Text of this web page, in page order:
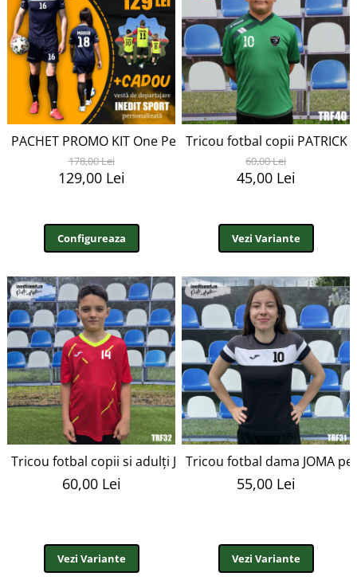
PACHET PROMO KIT One Personalizat copii +Vesta Cadou
178,00 Lei
129,00 Lei
Configureaza
Tricou fotbal copii PATRICK
60,00 Lei
45,00 Lei
Vezi Variante
Tricou fotbal copii si adulți JOMA personalizabil TRF32
60,00 Lei
Vezi Variante
Tricou fotbal dama JOMA
55,00 Lei
Vezi Variante